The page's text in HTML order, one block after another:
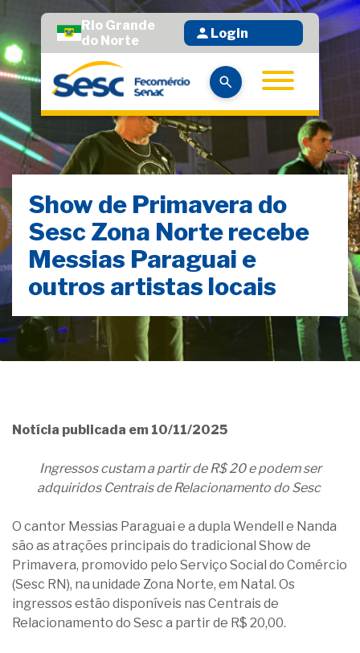
Rio Grande
do Norte
Login
Show de Primavera do
Sesc Zona Norte recebe
Messias Paraguai e
outros artistas locais
Notícia publicada em 10/11/2025
Ingressos custam a partir de R$ 20 e podem ser
adquiridos Centrais de Relacionamento do Sesc
O cantor Messias Paraguai e a dupla Wendell e Nanda
são as atrações principais do tradicional Show de
Primavera, promovido pelo Serviço Social do Comércio
(Sesc RN), na unidade Zona Norte, em Natal. Os
ingressos estão disponíveis nas Centrais de
Relacionamento do Sesc a partir de R$ 20,00.